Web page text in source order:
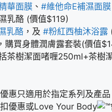
華面膜 、 #維他命E補濕面膜
乳酪 (價值$119)
乳酪 ，及 #粉紅西柚沐浴露
購買身體潤膚露套裝(價值
茶樹潔面啫喱250ml+茶
只適用於指定系列及產
優惠或Love Your Body